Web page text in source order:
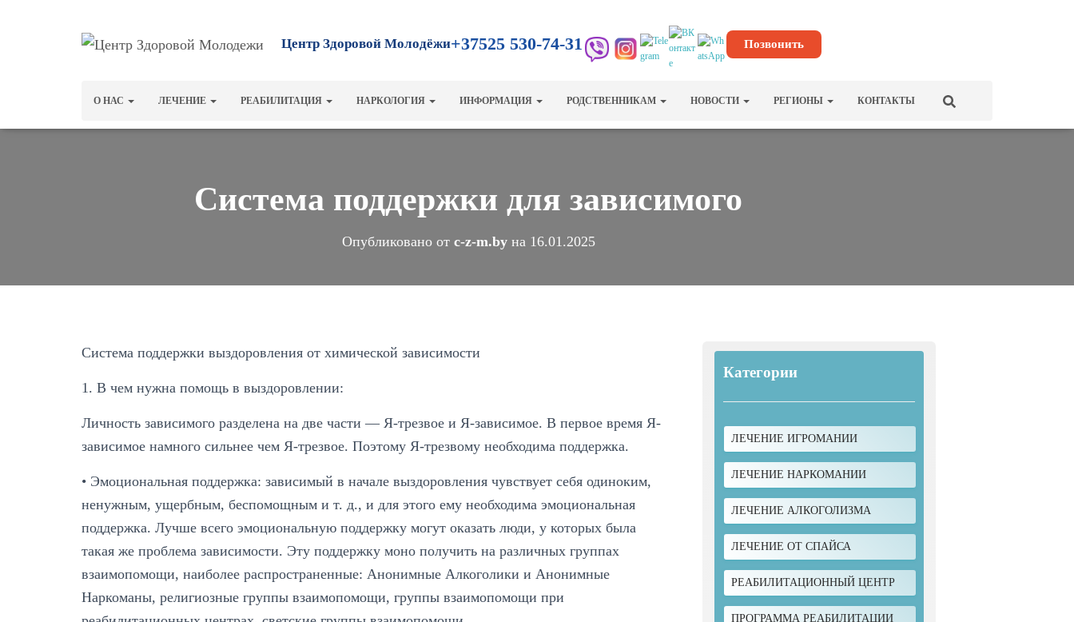
Центр Здоровой Молодёжи+37525 530-74-31 Позвонить
О НАС ЛЕЧЕНИЕ РЕАБИЛИТАЦИЯ НАРКОЛОГИЯ ИНФОРМАЦИЯ РОДСТВЕННИКАМ НОВОСТИ РЕГИОНЫ КОНТАКТЫ
Cистема поддержки для зависимого
Опубликовано от c-z-m.byна 16.01.2025
Система поддержки выздоровления от химической зависимости
1. В чем нужна помощь в выздоровлении:
Личность зависимого разделена на две части — Я-трезвое и Я-зависимое. В первое время Я-
зависимое намного сильнее чем Я-трезвое. Поэтому Я-трезвому необходима поддержка.
• Эмоциональная поддержка: зависимый в начале выздоровления чувствует себя одиноким,
ненужным, ущербным, беспомощным и т. д., и для этого ему необходима эмоциональная
поддержка. Лучше всего эмоциональную поддержку могут оказать люди, у которых была
такая же проблема зависимости. Эту поддержку моно получить на различных группах
взаимопомощи, наиболее распространенные: Анонимные Алкоголики и Анонимные
Наркоманы, религиозные группы взаимопомощи, группы взаимопомощи при
Категории
ЛЕЧЕНИЕ ИГРОМАНИИ
ЛЕЧЕНИЕ НАРКОМАНИИ
ЛЕЧЕНИЕ АЛКОГОЛИЗМА
ЛЕЧЕНИЕ ОТ СПАЙСА
РЕАБИЛИТАЦИОННЫЙ ЦЕНТР
ПРОГРАММА РЕАБИЛИТАЦИИ